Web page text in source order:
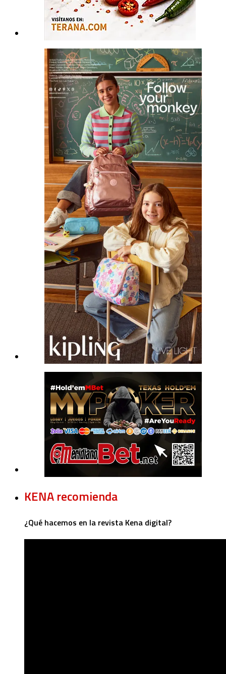
KENA recomienda
¿Qué hacemos en la revista Kena digital?